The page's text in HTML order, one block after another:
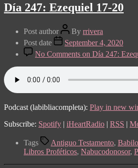
Día 247: Ezequiel 17-20
Post author By rrivera
Post date
September 4, 2020
No Comments on Día 247:
Podcast (labibliacompleta): Play in new
Subscribe: Spotify | iHeartRadio | RSS |
Tags Antiguo Testamento,
Libros Proféticos, Nabucodonosor,